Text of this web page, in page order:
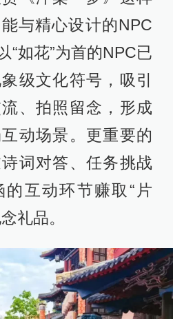
与精心设计的NPC
“如花”为首的NPC已
级文化符号，吸引
、拍照留念，形成
动场景。更重要的
词对答、任务挑战
互动环节赚取“片
礼品。